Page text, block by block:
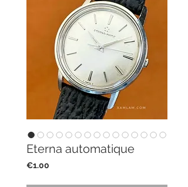
Eterna automatique
€1.00